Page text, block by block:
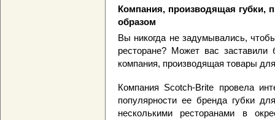
Компания, производящая губки,
образом
Вы никогда не задумывались,
ресторане? Может вас
компания, производящая товары
Компания Scotch-Brite провела
популярности ее бренда губки
несколькими ресторанами в